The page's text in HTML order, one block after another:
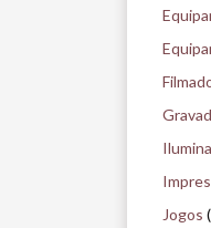
Jogos